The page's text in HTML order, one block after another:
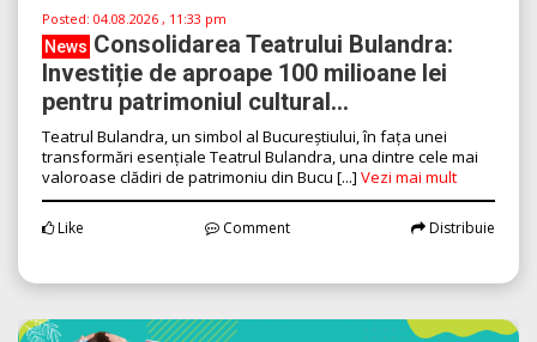
Posted: 04.08.2026 , 11:33 pm
News Consolidarea Teatrului Bulandra:
Investiție de aproape 100 milioane lei
pentru patrimoniul cultural...
Teatrul Bulandra, un simbol al Bucureștiului, în fața unei
transformări esențiale Teatrul Bulandra, una dintre cele mai
valoroase clădiri de patrimoniu din Bucu [...] Vezi mai mult
Like Comment Distribuie